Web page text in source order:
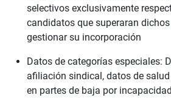
selectivos exclusivamente
candidatos que superaran
gestionar su incorporación
Datos de categorías especiales:
afiliación sindical, datos de
en partes de baja por